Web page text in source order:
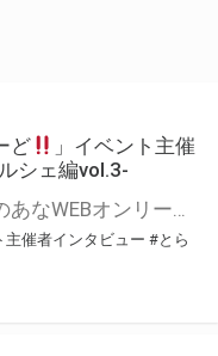
ど
」イベント主催
シェ編vol.3-
こんにちは、とらのあなWEBオンリー運営スタッフです。 新たにお届けする、イベント主催者インタビュー-マルシェ編-は、 とらのあなWEBオンリー「マルシェ」をご利用した主催様に 「マルシェ」を使って開催した感想や心がけをお聞きする企画です。 今回は、WEBオンリー初開催「つるみかるぱれーど
主催者インタビュー #とら